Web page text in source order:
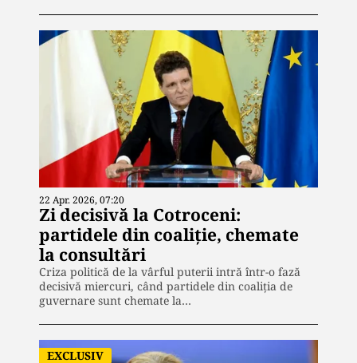
22 Apr. 2026, 07:20
Zi decisivă la Cotroceni:
partidele din coaliţie, chemate
la consultări
Criza politică de la vârful puterii intră într-o fază
decisivă miercuri, când partidele din coaliţia de
guvernare sunt chemate la…
EXCLUSIV